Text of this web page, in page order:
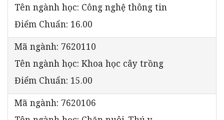
Tên ngành học: Công nghệ thông tin
Điểm Chuẩn: 16.00
Mã ngành: 7620110
Tên ngành học: Khoa học cây trồng
Điểm Chuẩn: 15.00
Mã ngành: 7620106